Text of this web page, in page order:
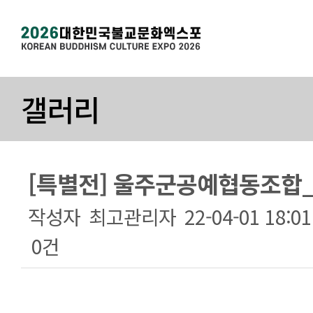
갤러리
[특별전] 울주군공예협동조
작성자 최고관리자 22-04-01 18:01
0건